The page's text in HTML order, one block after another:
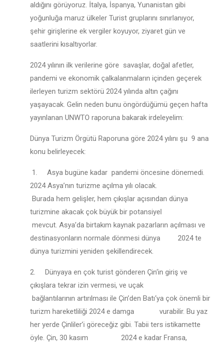
aldığını görüyoruz. İtalya, İspanya, Yunanistan gibi
yoğunluğa maruz ülkeler Turist gruplarını sınırlanıyor,
şehir girişlerine ek vergiler koyuyor, ziyaret gün ve
saatlerini kısaltıyorlar.
2024 yılının ilk verilerine göre savaşlar, doğal afetler,
pandemi ve ekonomik çalkalanmaların içinden geçerek
ilerleyen turizm sektörü 2024 yılında altın çağını
yaşayacak. Gelin neden bunu öngördüğümü geçen hafta
yayınlanan UNWTO raporuna bakarak irdeleyelim:
Dünya Turizm Örgütü Raporuna göre 2024 yılını şu 9 ana
konu belirleyecek:
1. Asya bugüne kadar pandemi öncesine dönemedi.
2024 Asya’nın turizme açılma yılı olacak.
Burada hem gelişler, hem çıkışlar açısından dünya
turizmine akacak çok büyük bir potansiyel
mevcut. Asya’da birtakım kaynak pazarların açılması ve
destinasyonların normale dönmesi dünya 2024 te
dünya turizmini yeniden şekillendirecek.
2. Dünyaya en çok turist gönderen Çin‘in giriş ve
çıkışlara tekrar izin vermesi, ve uçak
bağlantılarının artırılması ile Çin’den Batı‘ya çok önemli bir
turizm hareketliliği 2024 e damga vurabilir. Bu yaz
her yerde Çinliler’i göreceğiz gibi. Tabii ters istikamette
öyle. Çin, 30 kasım 2024 e kadar Fransa,